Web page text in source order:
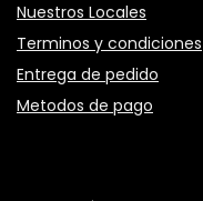
Nuestros Locales
Terminos y condiciones
Entrega de pedido
Metodos de pago